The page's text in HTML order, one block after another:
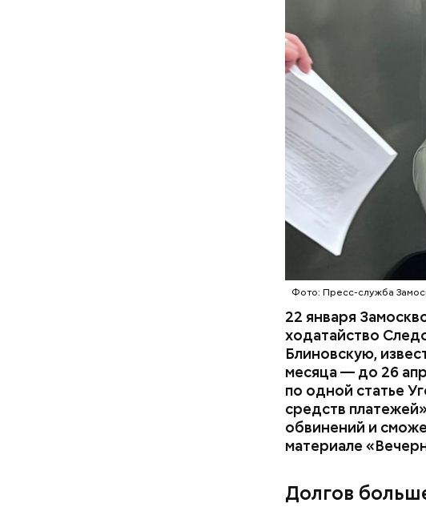
Фото: Пресс-служба
22 января
ходатайство
Блиновскую,
месяца — до 26
по одной статье
средств
обвинений и
материале
Долгов
Привлекла